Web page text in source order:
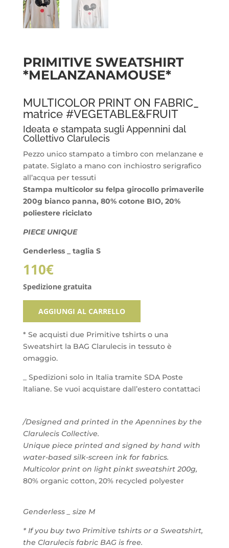
PRIMITIVE SWEATSHIRT
*MELANZANAMOUSE*
MULTICOLOR PRINT ON FABRIC_
matrice #VEGETABLE&FRUIT
Ideata e stampata sugli Appennini dal
Collettivo Clarulecis
Pezzo unico stampato a timbro con melanzane e
patate. Siglato a mano con inchiostro serigrafico
all’acqua per tessuti
Stampa multicolor su felpa girocollo primaverile
200g bianco panna, 80% cotone BIO, 20%
poliestere riciclato
PIECE UNIQUE
Genderless _ taglia S
110€
Spedizione gratuita
AGGIUNGI AL CARRELLO
* Se acquisti due Primitive tshirts o una
Sweatshirt la BAG Clarulecis in tessuto è
omaggio.
_ Spedizioni solo in Italia tramite SDA Poste
Italiane. Se vuoi acquistare dall’estero contattaci
/Designed and printed in the Apennines by the
Clarulecis Collective.
Unique piece printed and signed by hand with
water-based silk-screen ink for fabrics.
Multicolorprint on light pinkt sweatshirt 200g,
80% organic cotton, 20% recycled polyester
Genderless _ size M
* If you buy two Primitive tshirts or a Sweatshirt,
the Clarulecis fabric BAG is free.